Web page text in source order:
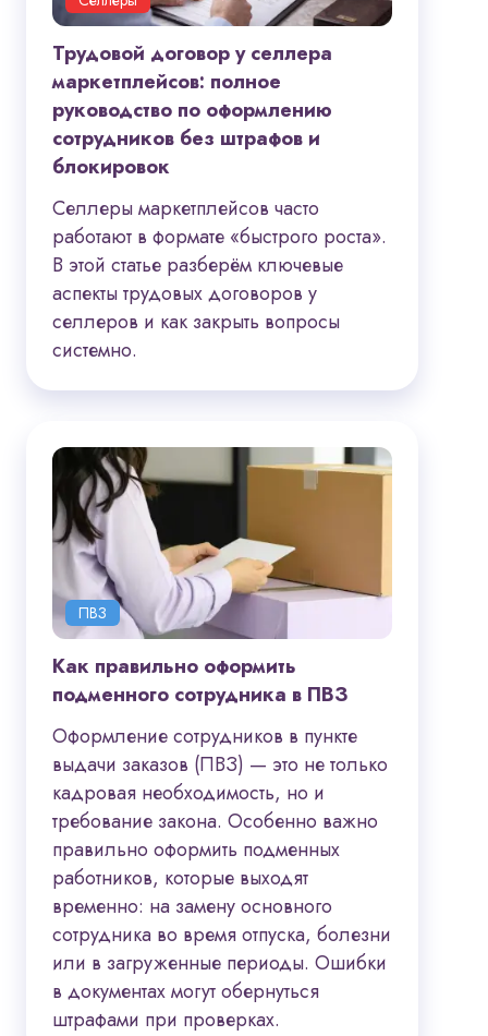
Трудовой договор у селлера
маркетплейсов: полное
руководство по оформлению
сотрудников без штрафов и
блокировок
Селлеры маркетплейсов часто
работают в формате «быстрого роста».
В этой статье разберём ключевые
аспекты трудовых договоров у
селлеров и как закрыть вопросы
системно.
ПВЗ
Как правильно оформить
подменного сотрудника в ПВЗ
Оформление сотрудников в пункте
выдачи заказов (ПВЗ) — это не только
кадровая необходимость, но и
требование закона. Особенно важно
правильно оформить подменных
работников, которые выходят
временно: на замену основного
сотрудника во время отпуска, болезни
или в загруженные периоды. Ошибки
в документах могут обернуться
штрафами при проверках.